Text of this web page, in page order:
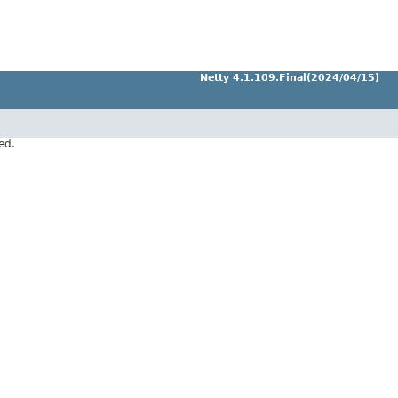
Netty 4.1.109.Final(2024/04/15)